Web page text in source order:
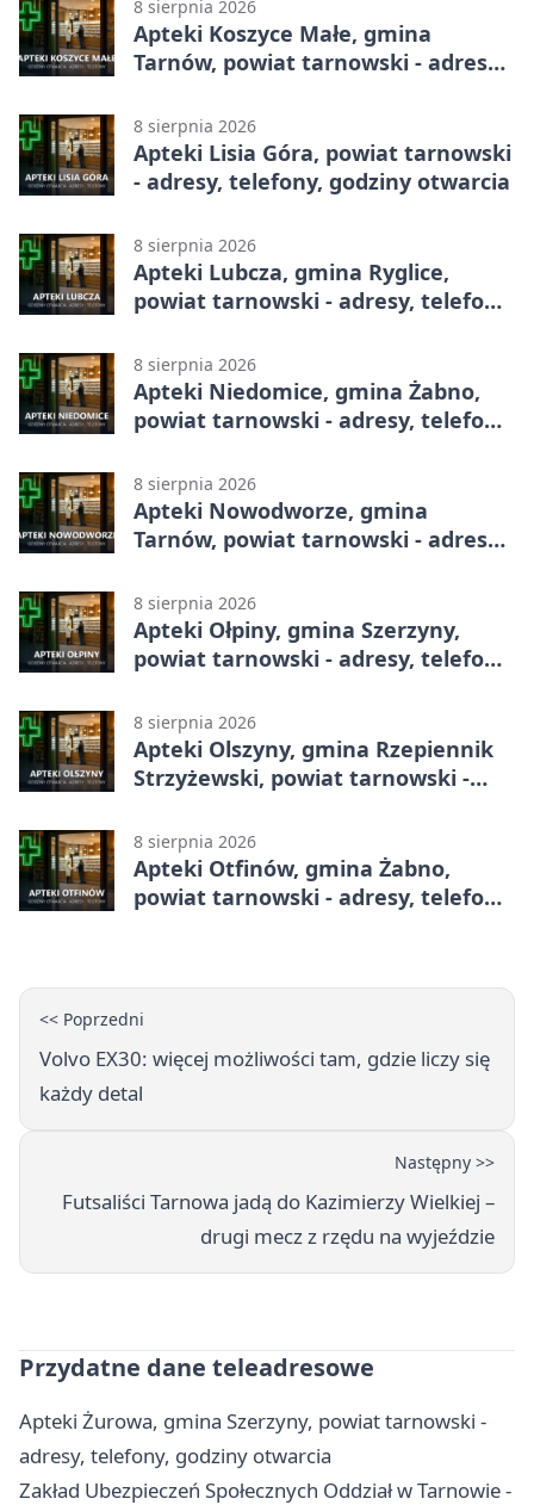
8 sierpnia 2026
Apteki Koszyce Małe, gmina
Tarnów, powiat tarnowski - adresy,
8 sierpnia 2026
Apteki Lisia Góra, powiat tarnowski
- adresy, telefony, godziny otwarcia
8 sierpnia 2026
Apteki Lubcza, gmina Ryglice,
powiat tarnowski - adresy, telefony,
8 sierpnia 2026
Apteki Niedomice, gmina Żabno,
powiat tarnowski - adresy, telefony,
8 sierpnia 2026
Apteki Nowodworze, gmina
Tarnów, powiat tarnowski - adresy,
8 sierpnia 2026
Apteki Ołpiny, gmina Szerzyny,
powiat tarnowski - adresy, telefony,
8 sierpnia 2026
Apteki Olszyny, gmina Rzepiennik
Strzyżewski, powiat tarnowski -
8 sierpnia 2026
Apteki Otfinów, gmina Żabno,
powiat tarnowski - adresy, telefony,
<< Poprzedni
Volvo EX30: więcej możliwości tam, gdzie liczy się
każdy detal
Następny >>
Futsaliści Tarnowa jadą do Kazimierzy Wielkiej –
drugi mecz z rzędu na wyjeździe
Przydatne dane teleadresowe
Apteki Żurowa, gmina Szerzyny, powiat tarnowski -
adresy, telefony, godziny otwarcia
Zakład Ubezpieczeń Społecznych Oddział w Tarnowie -